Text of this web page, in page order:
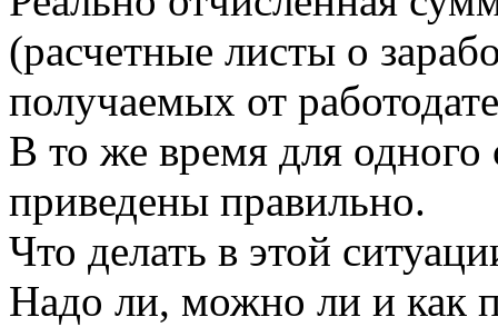
(расчетные листы о
получаемых от
В то же время для одного
приведены правильно.
Что делать в этой
Надо ли, можно ли и как